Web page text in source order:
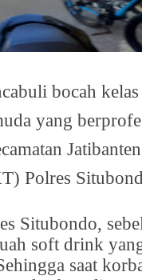
bocah
yang
Polres
Situbondo,
soft drink
saat